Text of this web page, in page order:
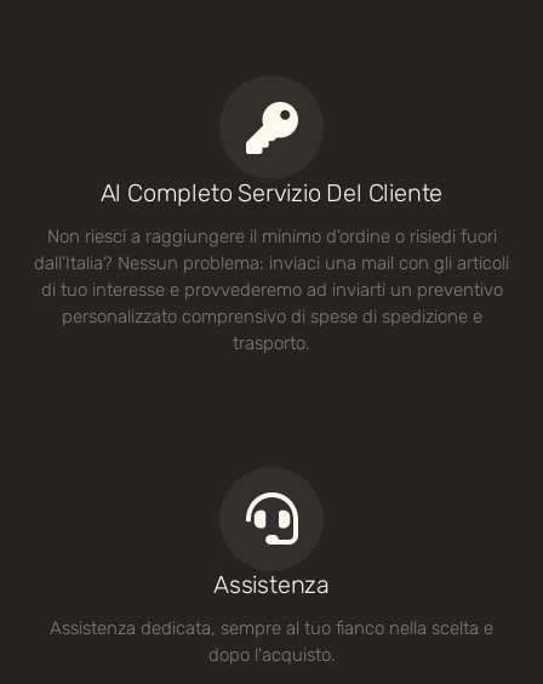
Al Completo Servizio Del Cliente
Non riesci a raggiungere il minimo d’ordine o risiedi fuori
dall’Italia? Nessun problema: inviaci una mail con gli articoli
di tuo interesse e provvederemo ad inviarti un preventivo
personalizzato comprensivo di spese di spedizione e
trasporto.
Assistenza
Assistenza dedicata, sempre al tuo fianco nella scelta e
dopo l'acquisto.